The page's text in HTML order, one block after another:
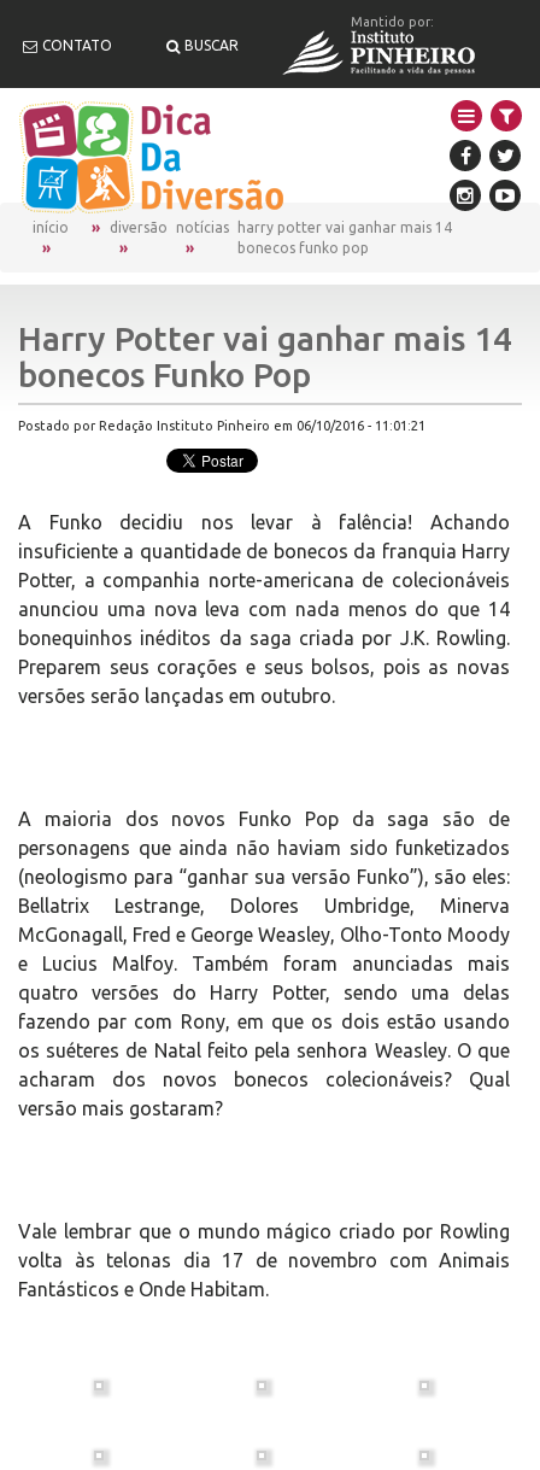
CONTATO BUSCAR
Mantido por:
início diversão notícias
harry potter vai ganhar mais 14
bonecos funko pop
Harry Potter vai ganhar mais 14
bonecos Funko Pop
Postado por Redação Instituto Pinheiro em 06/10/2016 - 11:01:21
A Funko decidiu nos levar à falência! Achando
insuficiente a quantidade de bonecos da franquia Harry
Potter, a companhia norte-americana de colecionáveis
anunciou uma nova leva com nada menos do que 14
bonequinhos inéditos da saga criada por J.K. Rowling.
Preparem seus corações e seus bolsos, pois as novas
versões serão lançadas em outubro.
A maioria dos novos Funko Pop da saga são de
personagens que ainda não haviam sido funketizados
(neologismo para “ganhar sua versão Funko”), são eles:
Bellatrix Lestrange, Dolores Umbridge, Minerva
McGonagall, Fred e George Weasley, Olho-Tonto Moody
e Lucius Malfoy. Também foram anunciadas mais
quatro versões do Harry Potter, sendo uma delas
fazendo par com Rony, em que os dois estão usando
os suéteres de Natal feito pela senhora Weasley. O que
acharam dos novos bonecos colecionáveis? Qual
versão mais gostaram?
Vale lembrar que o mundo mágico criado por Rowling
volta às telonas dia 17 de novembro com Animais
Fantásticos e Onde Habitam.